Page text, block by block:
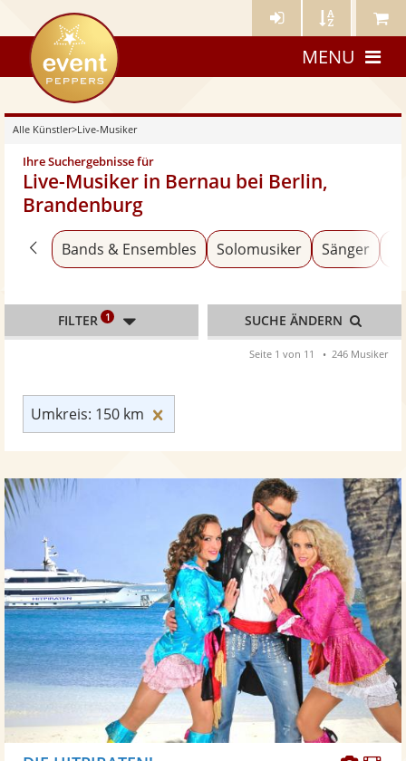
Künstler- Künstler Meine
eventpeppers
MENU
Alle Künstler>Live-Musiker
Ihre Suchergebnisse für
Live-Musiker in Bernau bei Berlin,
Brandenburg
Zurück zu «Alle Künstler»
Bands & Ensembles Solomusiker Sänger
Umkreis: 150 km
FILTER 1 SUCHE ÄNDERN
Seite 1 von 11 246 Musiker